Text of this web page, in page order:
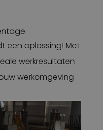
een oplossing! Met
werkresultaten
werkomgeving